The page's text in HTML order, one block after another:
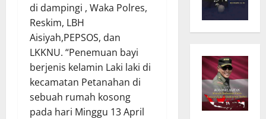
di dampingi , Waka Polres,
Reskim, LBH
Aisiyah,PEPSOS, dan
LKKNU. “Penemuan bayi
berjenis kelamin Laki laki di
kecamatan Petanahan di
sebuah rumah kosong
pada hari Minggu 13 April